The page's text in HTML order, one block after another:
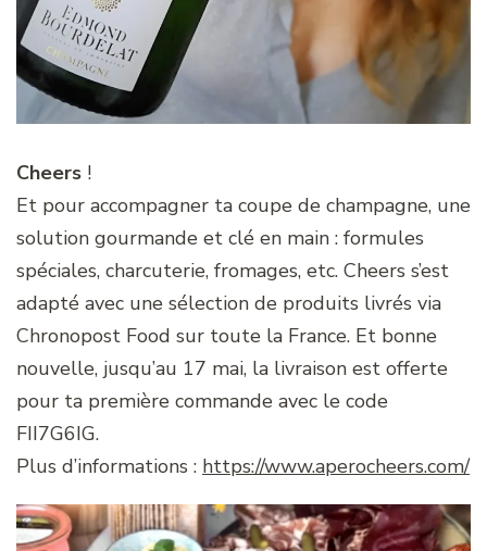
Cheers !
Et pour accompagner ta coupe de champagne, une
solution gourmande et clé en main : formules
spéciales, charcuterie, fromages, etc. Cheers s’est
adapté avec une sélection de produits livrés via
Chronopost Food sur toute la France. Et bonne
nouvelle, jusqu’au 17 mai, la livraison est offerte
pour ta première commande avec le code
FII7G6IG.
Plus d’informations : https://www.aperocheers.com/